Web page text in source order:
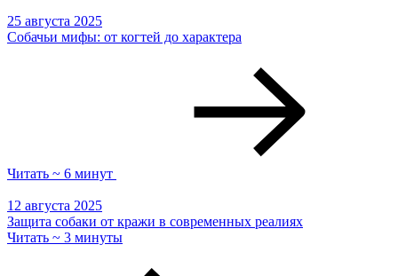
25 августа 2025
Собачьи мифы: от когтей до характера
Читать ~ 6 минут
12 августа 2025
Защита собаки от кражи в современных реалиях
Читать ~ 3 минуты